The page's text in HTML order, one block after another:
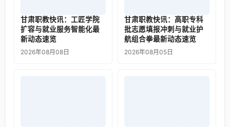
甘肃职教快讯：工匠学院
扩容与就业服务智能化最
新动态速览
2026年08月08日
甘肃职教快讯：高职专科
批志愿填报冲刺与就业护
航组合拳最新动态速览
2026年08月05日